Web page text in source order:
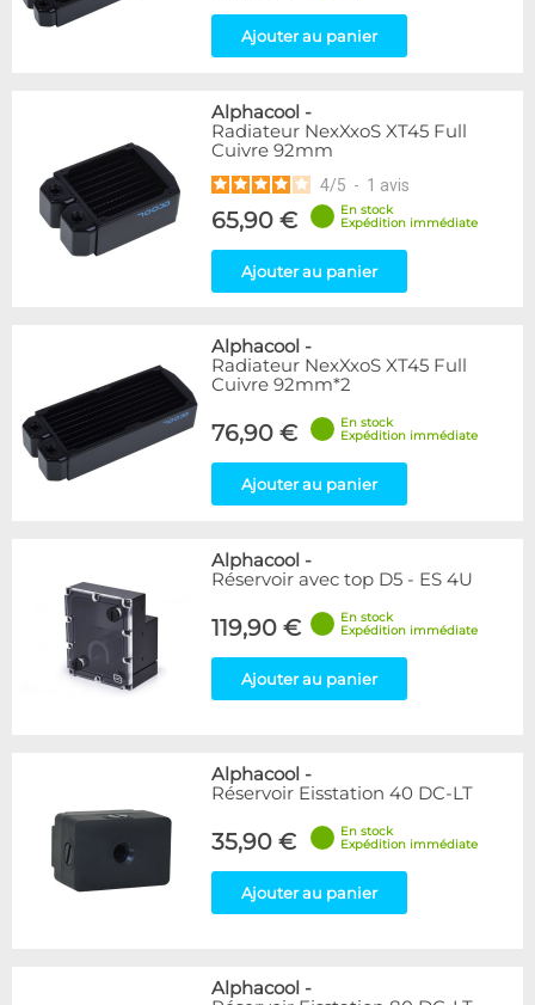
Ajouter au panier
Alphacool -
Radiateur NexXxoS XT45 Full
Cuivre 92mm
4/5 - 1 avis
65,90 €
En stock
Expédition immédiate
Ajouter au panier
Alphacool -
Radiateur NexXxoS XT45 Full
Cuivre 92mm*2
76,90 €
En stock
Expédition immédiate
Ajouter au panier
Alphacool -
Réservoir avec top D5 - ES 4U
119,90 €
En stock
Expédition immédiate
Ajouter au panier
Alphacool -
Réservoir Eisstation 40 DC-LT
35,90 €
En stock
Expédition immédiate
Ajouter au panier
Alphacool -